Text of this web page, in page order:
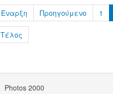
Έναρξη Προηγούμενο 1
Τέλος
Photos 2000